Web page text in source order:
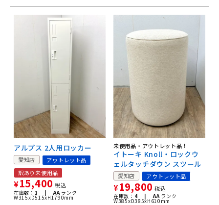
アルプス 2人用ロッカー
愛知店
アウトレット品
訳あり未使用品
¥15,400 税込
在庫数： 1 | AA ランク
W315xD515xH1790mm
未使用品・アウトレット品！
イトーキ Knoll・ロックウ
ェルタッチダウン スツール
愛知店 アウトレット品
¥19,800 税込
在庫数： 4 | AA ランク
W385xD385xH610mm